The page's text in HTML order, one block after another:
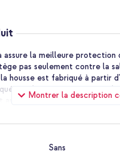
Montrer la description
la meilleure protection
pas seulement contre la
housse est fabriqué à partir
en silicone résistant aux
aux normes de test de chute
Malgré la
transparente afin que le
Sans